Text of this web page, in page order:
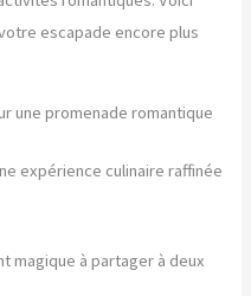
escapade encore plus
une promenade romantique
expérience culinaire raffinée
magique à partager à deux